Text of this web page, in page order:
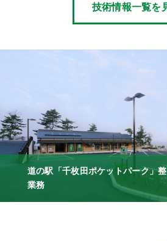
技術情報一覧を
道の駅「千枚田ポケットパーク」
業務